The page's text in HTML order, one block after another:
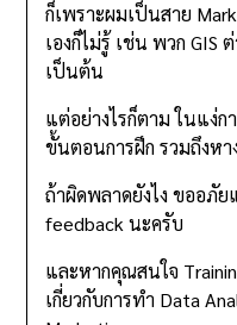
ก็เพราะผมเป็นสาย
เองก็ไม่รู้ เช่น พวก GIS
เป็นต้น
แต่อย่างไรก็ตาม ในแง่
ขั้นตอนการฝึก รวมถึงห
ถ้าผิดพลาดยังไง ขออภั
feedback นะครับ
และหากคุณสนใจ
เกี่ยวกับการทำ Data